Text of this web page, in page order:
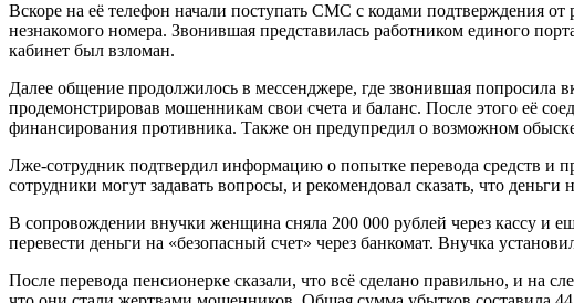
Вскоре на её телефон начали поступать СМС с кодами подтверждения
незнакомого номера. Звонившая представилась работником единого
кабинет был взломан.
Далее общение продолжилось в мессенджере, где звонившая
продемонстрировав мошенникам свои счета и баланс. После этого её
финансирования противника. Также он предупредил о возможном
Лже-сотрудник подтвердил информацию о попытке перевода средств и
сотрудники могут задавать вопросы, и рекомендовал сказать, что
В сопровождении внучки женщина сняла 200 000 рублей через кассу и
перевести деньги на «безопасный счет» через банкомат. Внучка
После перевода пенсионерке сказали, что всё сделано правильно, и